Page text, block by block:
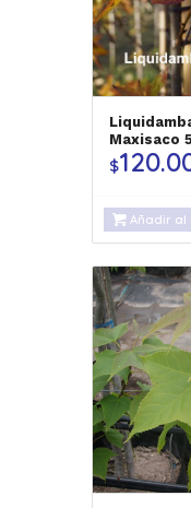
Maxisaco
$
Añadir al